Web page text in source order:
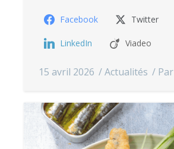
Facebook Twitter
LinkedIn Viadeo
15 avril 2026 Actualités Par